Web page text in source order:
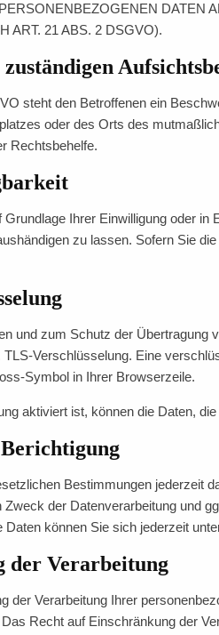
DATEN
ART. 21 ABS. 2 DSGVO).
steht den Betroffenen ein
oder des Orts des
Rechtsbehelfe.
Ihrer Einwilligung oder
zu lassen. Sofern Sie
und zum Schutz der
Verschlüsselung. Eine
Symbol in Ihrer Browserzeile.
aktiviert ist, können die Daten,
Bestimmungen jederzeit
der Datenverarbeitung und
können Sie sich jederzeit
der Verarbeitung
der Verarbeitung Ihrer
Recht auf Einschränkung der